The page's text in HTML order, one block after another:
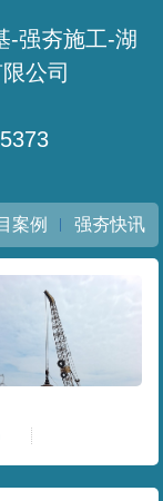
-强夯施工-湖
公司
案例 强夯快讯